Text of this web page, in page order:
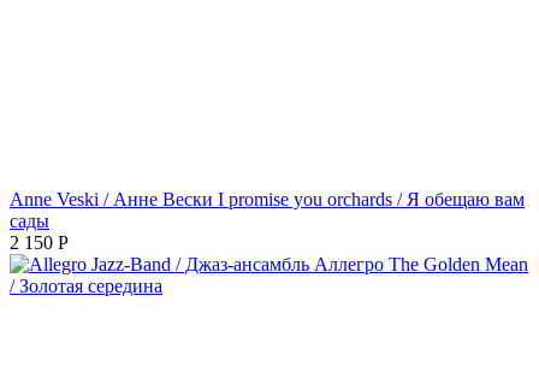
Anne Veski / Анне Вески I promise you orchards / Я обещаю вам
сады
2 150 Р